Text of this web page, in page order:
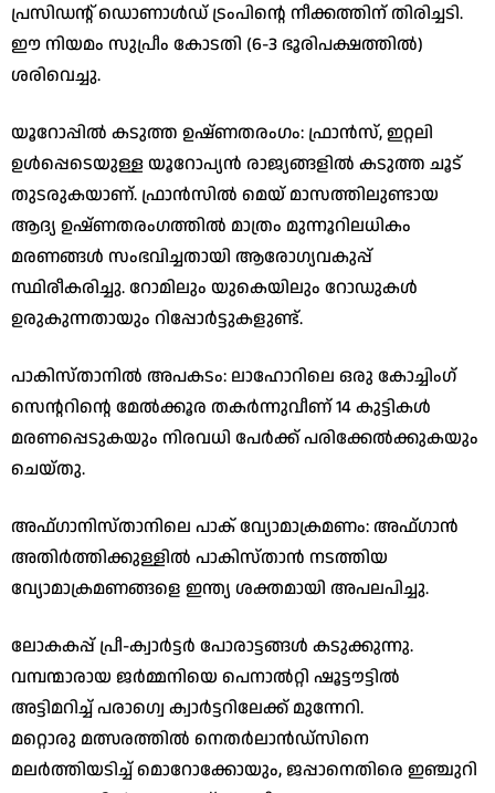
പ്രസിഡന്റ് ഡൊണാൾഡ് ട്രംപിന്റെ നീക്കത്തിന് തിരിച്ചടി.
ഈ നിയമം സുപ്രീം കോടതി (6-3 ഭൂരിപക്ഷത്തിൽ)
ശരിവെച്ചു.
​യൂറോപ്പിൽ കടുത്ത ഉഷ്ണതരംഗം: ഫ്രാൻസ്, ഇറ്റലി
ഉൾപ്പെടെയുള്ള യൂറോപ്യൻ രാജ്യങ്ങളിൽ കടുത്ത ചൂട്
തുടരുകയാണ്. ഫ്രാൻസിൽ മെയ് മാസത്തിലുണ്ടായ
ആദ്യ ഉഷ്ണതരംഗത്തിൽ മാത്രം മുന്നൂറിലധികം
മരണങ്ങൾ സംഭവിച്ചതായി ആരോഗ്യവകുപ്പ്
സ്ഥിരീകരിച്ചു. റോമിലും യുകെയിലും റോഡുകൾ
ഉരുകുന്നതായും റിപ്പോർട്ടുകളുണ്ട്.
​പാകിസ്താനിൽ അപകടം: ലാഹോറിലെ ഒരു കോച്ചിംഗ്
സെന്ററിന്റെ മേൽക്കൂര തകർന്നുവീണ് 14 കുട്ടികൾ
മരണപ്പെടുകയും നിരവധി പേർക്ക് പരിക്കേൽക്കുകയും
ചെയ്തു.
​അഫ്ഗാനിസ്താനിലെ പാക് വ്യോമാക്രമണം: അഫ്ഗാൻ
അതിർത്തിക്കുള്ളിൽ പാകിസ്താൻ നടത്തിയ
വ്യോമാക്രമണങ്ങളെ ഇന്ത്യ ശക്തമായി അപലപിച്ചു.
​ലോകകപ്പ് പ്രീ-ക്വാർട്ടർ പോരാട്ടങ്ങൾ കടുക്കുന്നു.
വമ്പന്മാരായ ജർമ്മനിയെ പെനാൽറ്റി ഷൂട്ടൗട്ടിൽ
അട്ടിമറിച്ച് പരാഗ്വെ ക്വാർട്ടറിലേക്ക് മുന്നേറി.
​മറ്റൊരു മത്സരത്തിൽ നെതർലാൻഡ്‌സിനെ
മലർത്തിയടിച്ച് മൊറോക്കോയും, ജപ്പാനെതിരെ ഇഞ്ചുറി